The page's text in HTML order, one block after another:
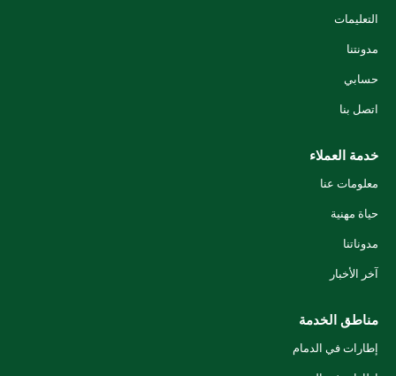
التعليمات
مدونتنا
حسابي
اتصل بنا
خدمة العملاء
معلومات عنا
حياة مهنية
مدوناتنا
آخر الأخبار
مناطق الخدمة
إطارات في الدمام